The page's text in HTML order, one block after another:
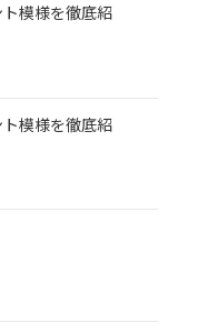
模様を徹底紹
模様を徹底紹